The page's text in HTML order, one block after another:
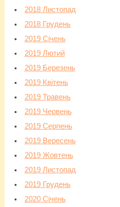
2018 Листопад
2018 Грудень
2019 Січень
2019 Лютий
2019 Березень
2019 Квітень
2019 Травень
2019 Червень
2019 Серпень
2019 Вересень
2019 Жовтень
2019 Листопад
2019 Грудень
2020 Січень